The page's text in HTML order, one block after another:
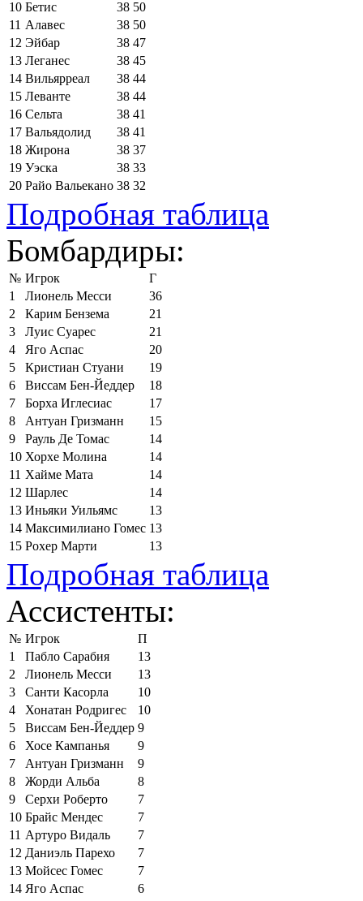
10 Бетис 38 50
11 Алавес 38 50
12 Эйбар 38 47
13 Леганес 38 45
14 Вильярреал 38 44
15 Леванте 38 44
16 Сельта 38 41
17 Вальядолид 38 41
18 Жирона 38 37
19 Уэска 38 33
20 Райо Вальекано 38 32
Подробная таблица
Бомбардиры:
№ Игрок
Г
1
Лионель Месси
36
2
Карим Бензема
21
3
Луис Суарес
21
4
Яго Аспас
20
5
Кристиан Стуани
19
6
Виссам Бен-Йеддер
18
7
Борха Иглесиас
17
8
Антуан Гризманн
15
9
Рауль Де Томас
14
10 Хорхе Молина
14
11 Хайме Мата
14
12 Шарлес
14
13 Иньяки Уильямс
13
14 Максимилиано Гомес 13
15 Рохер Марти 13
Подробная таблица
Ассистенты:
№ Игрок
П
1
Пабло Сарабия
13
2
Лионель Месси
13
3
Санти Касорла
10
4
Хонатан Родригес
10
5
Виссам Бен-Йеддер 9
6
Хосе Кампанья
9
7
Антуан Гризманн
9
8
Жорди Альба
8
9
Серхи Роберто
7
10 Брайс Мендес
7
11 Артуро Видаль
7
12 Даниэль Парехо
7
13 Мойсес Гомес
7
14 Яго Аспас
6